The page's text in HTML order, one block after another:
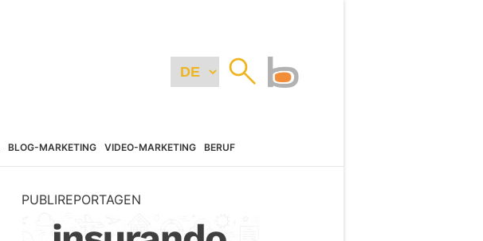
BLOG-MARKETING VIDEO-MARKETING BERUF
PUBLIREPORTAGEN